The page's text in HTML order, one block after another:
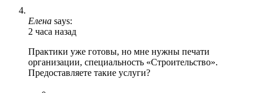
Елена says:
2 часа назад
Практики уже готовы, но мне нужны печати
организации, специальность «Строительство».
Предоставляете такие услуги?